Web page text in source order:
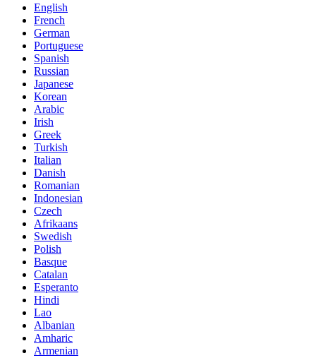
English
French
German
Portuguese
Spanish
Russian
Japanese
Korean
Arabic
Irish
Greek
Turkish
Italian
Danish
Romanian
Indonesian
Czech
Afrikaans
Swedish
Polish
Basque
Catalan
Esperanto
Hindi
Lao
Albanian
Amharic
Armenian